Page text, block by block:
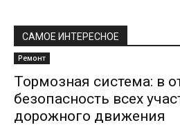
САМОЕ ИНТЕРЕСНОЕ
Ремонт
Тормозная система: в
безопасность всех
дорожного движения